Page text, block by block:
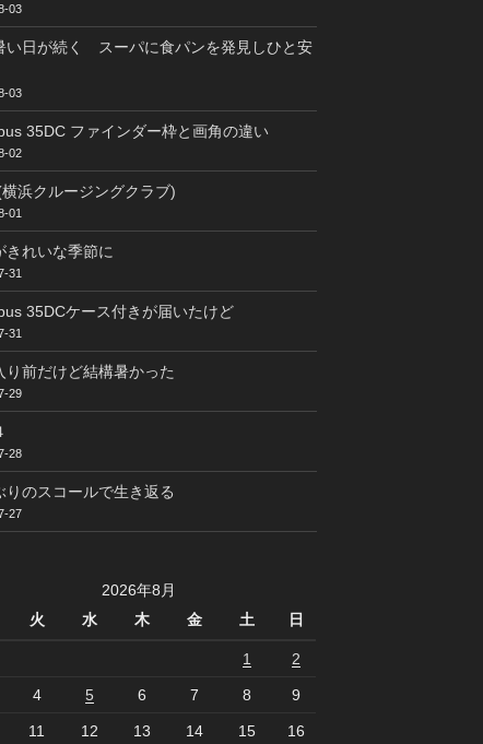
03
い日が続く スーパに食パンを発見しひと安
03
35DC ファインダー枠と画角の違い
02
浜クルージングクラブ)
01
きれいな季節に
31
35DCケース付きが届いたけど
31
り前だけど結構暑かった
29
28
りのスコールで生き返る
27
2026年8月
火 水 木 金 土 日
1 2
4 5 6 7 8 9
11 12 13 14 15 16